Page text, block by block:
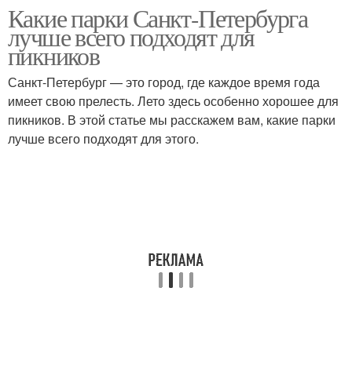
Какие парки Санкт-Петербурга
лучше всего подходят для
пикников
Санкт-Петербург — это город, где каждое время года
имеет свою прелесть. Лето здесь особенно хорошее для
пикников. В этой статье мы расскажем вам, какие парки
лучше всего подходят для этого.